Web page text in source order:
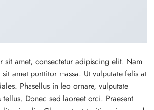
sit amet, consectetur adipiscing elit. Nam
amet porttitor massa. Ut vulputate felis at
Phasellus in leo ornare, vulputate
tellus. Donec sed laoreet orci. Praesent